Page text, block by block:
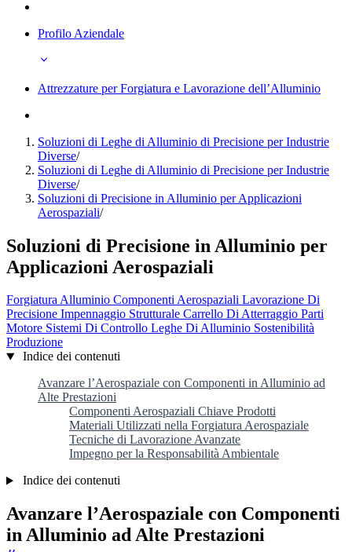
Profilo Aziendale
Attrezzature per Forgiatura e Lavorazione dell’Alluminio
Soluzioni di Leghe di Alluminio di Precisione per Industrie
Diverse/
Soluzioni di Leghe di Alluminio di Precisione per Industrie
Diverse/
Soluzioni di Precisione in Alluminio per Applicazioni
Aerospaziali/
Soluzioni di Precisione in Alluminio per
Applicazioni Aerospaziali
Forgiatura Alluminio Componenti Aerospaziali Lavorazione Di
Precisione Impennaggio Strutturale Carrello Di Atterraggio Parti
Motore Sistemi Di Controllo Leghe Di Alluminio Sostenibilità
Produzione
Indice dei contenuti
Avanzare l’Aerospaziale con Componenti in Alluminio ad
Alte Prestazioni
Componenti Aerospaziali Chiave Prodotti
Materiali Utilizzati nella Forgiatura Aerospaziale
Tecniche di Lavorazione Avanzate
Impegno per la Responsabilità Ambientale
Indice dei contenuti
Avanzare l’Aerospaziale con Componenti
in Alluminio ad Alte Prestazioni